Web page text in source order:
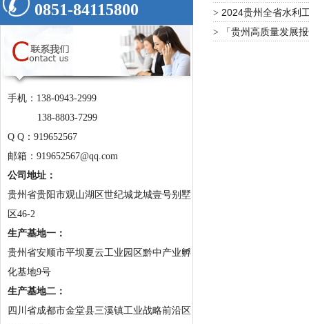
0851-84115800
手机： 138-0943-2999
138-8803-7299
Q Q：919652567
邮箱：919652567@qq.com
公司地址：
贵州省贵阳市观山湖区世纪城龙城壹号别墅
区46-2
生产基地一：
贵州省安顺市平坝夏云工业园区黔中产业孵
化基地9号
生产基地二：
四川省成都市金堂县三溪镇工业战略前沿区
> 2024贵州全省水利
> 「贵州高质量发展